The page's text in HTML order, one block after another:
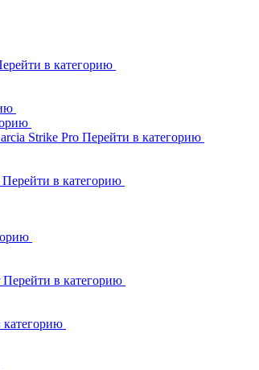
в категорию
Strike Pro Перейти в категорию
Перейти в категорию
Перейти в категорию